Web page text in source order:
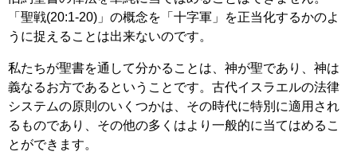
「聖戦(20:1-20)」の概念を「十字軍」を正当化するかのよ
うに捉えることは出来ないのです。
私たちが聖書を通して分かることは、神が聖であり、神は
義なるお方であるということです。古代イスラエルの法律
システムの原則のいくつかは、その時代に特別に適用され
るものであり、その他の多くはより一般的に当てはめるこ
とができます。